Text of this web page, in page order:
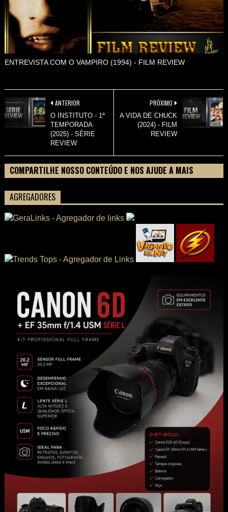
ENTREVISTA COM O VAMPIRO (1994) - FILM REVIEW
PRÓXIMO
A VIDA DE CHUCK
(2024) - FILM
REVIEW
ANTERIOR
O INSTITUTO - 1ª
TEMPORADA
(2025) - SÉRIE
REVIEW
COMPARTILHE NOSSO CONTEÚDO E NOS AJUDE A MAIS
AGREGADORES